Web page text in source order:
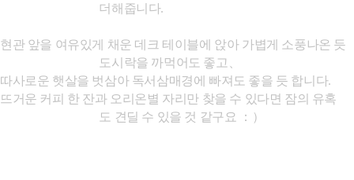
더해줍니다.
현관 앞을 여유있게 채운 데크 테이블에 앉아 가볍게 소풍나온 듯
도시락을 까먹어도 좋고、
따사로운 햇살을 벗삼아 독서삼매경에 빠져도 좋을 듯 합니다.
뜨거운 커피 한 잔과 오리온별 자리만 찾을 수 있다면 잠의 유혹
도 견딜 수 있을 것 같구요 ：）